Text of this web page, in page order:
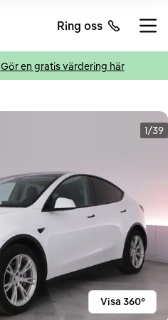
Ring oss
Gör en gratis värdering här
1/39
Visa 360°